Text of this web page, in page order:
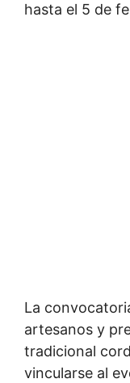
hasta el 5 de
La
artesanos y
tradicional
vincularse al